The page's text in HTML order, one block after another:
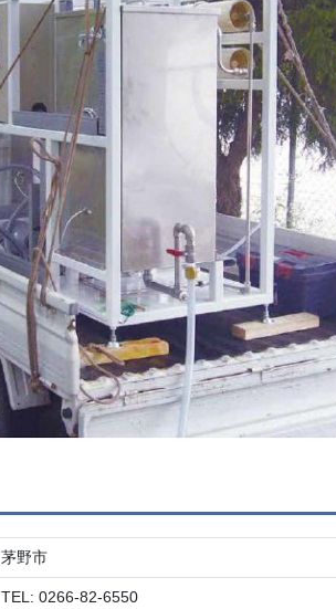
茅野市
TEL: 0266-82-6550